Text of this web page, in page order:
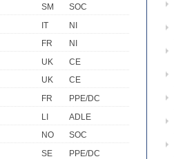
SM
SOC
IT
NI
FR
NI
UK
CE
UK
CE
FR
PPE/DC
LI
ADLE
NO
SOC
SE
PPE/DC